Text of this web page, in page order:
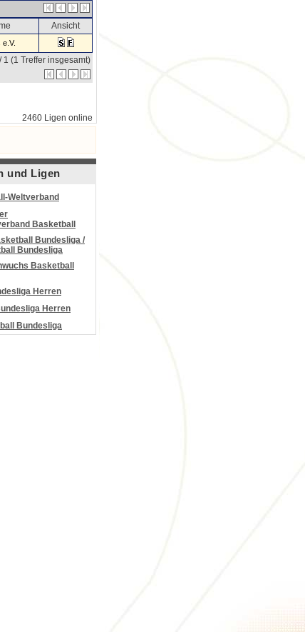
Ansicht
e.V.
1 (1 Treffer insgesamt)
2460 Ligen online
und Ligen
Weltverband
Basketball
Bundesliga /
Bundesliga
Basketball
Herren
Herren
Bundesliga